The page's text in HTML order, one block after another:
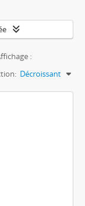
:
Décroissant